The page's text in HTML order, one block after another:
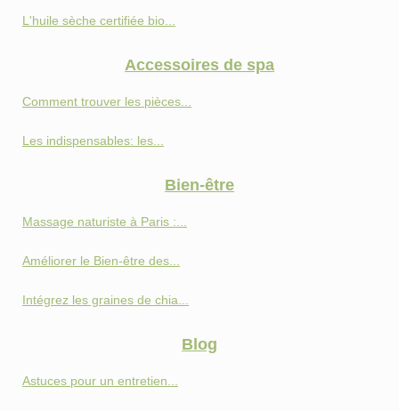
L'huile sèche certifiée bio...
Accessoires de spa
Comment trouver les pièces...
Les indispensables: les...
Bien-être
Massage naturiste à Paris :...
Améliorer le Bien-être des...
Intégrez les graines de chia...
Blog
Astuces pour un entretien...